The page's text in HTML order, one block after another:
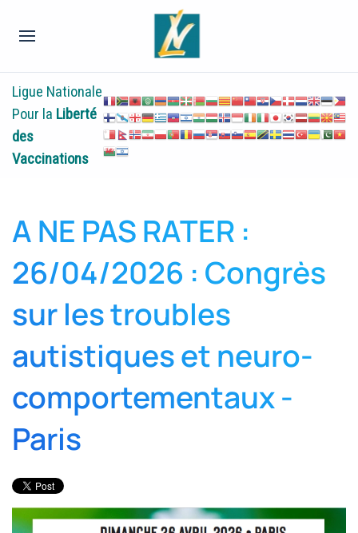
Ligue Nationale
Pour la Liberté
des
Vaccinations
A NE PAS RATER :
26/04/2026 : Congrès
sur les troubles
autistiques et neuro-
comportementaux -
Paris